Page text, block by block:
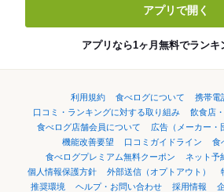
アプリで開く
アプリなら1ヶ月無料でランキ
利用規約 食べログについて
携帯電
口コミ・ランキングに対する取り組み
飲食店
食べログ店舗会員について
広告（メーカー・
機能改善要望
口コミガイドライン
食
食べログプレミアム無料クーポン
ネット予
個人情報保護方針
外部送信（オプトアウト）
推奨環境
ヘルプ・お問い合わせ 採用情報